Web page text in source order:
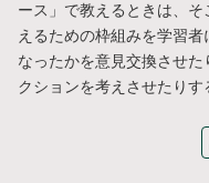
ース」で教えるときは、
えるための枠組みを学習
なったかを意見交換させ
クションを考えさせたりす